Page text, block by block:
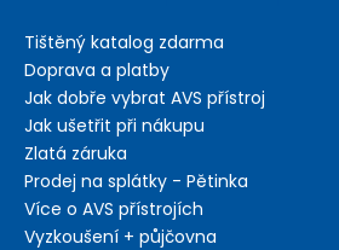
Tištěný katalog zdarma
Doprava a platby
Jak dobře vybrat AVS přístroj
Jak ušetřit při nákupu
Zlatá záruka
Prodej na splátky - Pětinka
Více o AVS přístrojích
Vyzkoušení + půjčovna